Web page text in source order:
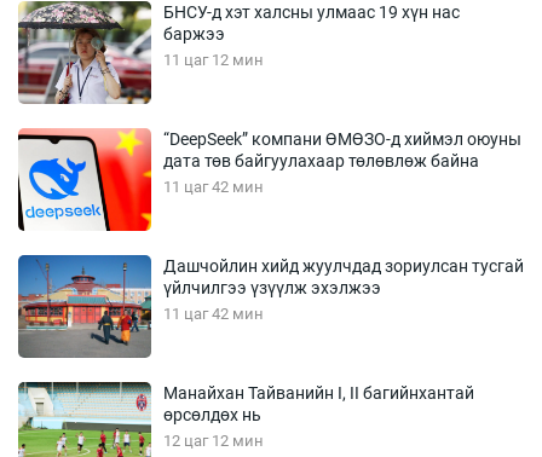
БНСУ-д хэт халсны улмаас 19 хүн нас
баржээ
11 цаг 12 мин
“DeepSeek” компани ӨМӨЗО-д хиймэл оюуны
дата төв байгуулахаар төлөвлөж байна
11 цаг 42 мин
Дашчойлин хийд жуулчдад зориулсан тусгай
үйлчилгээ үзүүлж эхэлжээ
11 цаг 42 мин
Манайхан Тайванийн I, II багийнхантай
өрсөлдөх нь
12 цаг 12 мин